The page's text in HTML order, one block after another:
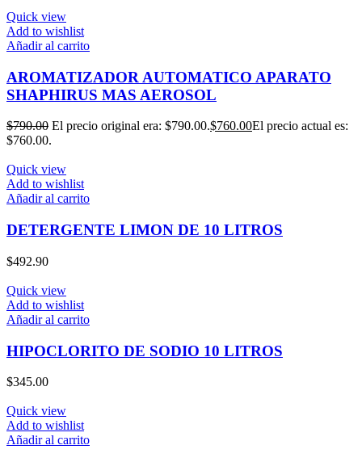
Quick view
Add to wishlist
Añadir al carrito
AROMATIZADOR AUTOMATICO APARATO
SHAPHIRUS MAS AEROSOL
$790.00 El precio original era: $790.00.$760.00El precio actual es:
$760.00.
Quick view
Add to wishlist
Añadir al carrito
DETERGENTE LIMON DE 10 LITROS
$492.90
Quick view
Add to wishlist
Añadir al carrito
HIPOCLORITO DE SODIO 10 LITROS
$345.00
Quick view
Add to wishlist
Añadir al carrito